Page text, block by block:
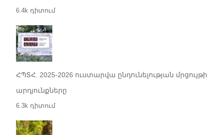
6.4k դիտում
ՀՊՏՀ. 2025-2026 ուստարվա ընդունելության մրցույթի
արդյունքները
6.3k դիտում